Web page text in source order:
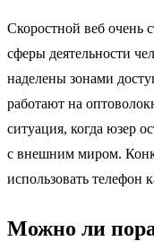
Скоростной веб очень
сферы деятельности
наделены зонами
работают на
ситуация, когда юзер
с внешним миром.
использовать телефон
Можно ли